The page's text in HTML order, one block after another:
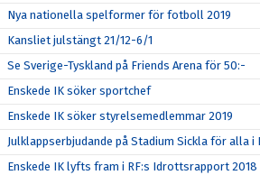
Nya nationella spelformer för fotboll 2019
Kansliet julstängt 21/12-6/1
Se Sverige-Tyskland på Friends Arena för 50:-
Enskede IK söker sportchef
Enskede IK söker styrelsemedlemmar 2019
Julklappserbjudande på Stadium Sickla för alla i
Enskede IK lyfts fram i RF:s Idrottsrapport 2018